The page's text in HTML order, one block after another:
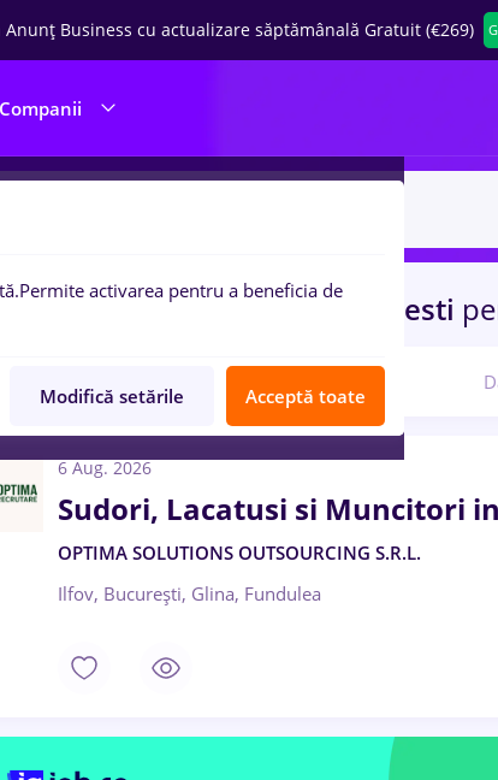
Business cu actualizare săptămânală Gratuit (€269)
de muncasudoriinBucuresti
6 Aug. 2026
Sudori, Lacatusi si Muncitori
OPTIMA SOLUTIONS OUTSOURCING S.R.L.
Ilfov, București, Glina, Fundulea
Permite activarea pentru a beneficia de
Modifică setările Acceptă toate